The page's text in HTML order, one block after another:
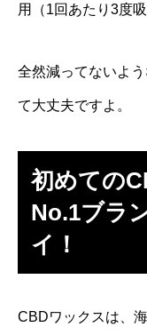
用（1回あたり3度
全然減ってないよ
て大丈夫ですよ。
初めての
No.1ブラ
イ！
CBDワックスは、